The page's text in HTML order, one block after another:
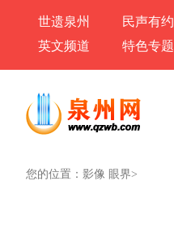
世遗泉州 民声有约
英文频道
特色专题
您的位置： 影像 眼界>